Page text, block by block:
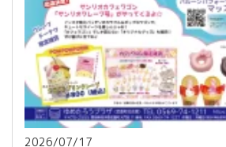
2026/07/17